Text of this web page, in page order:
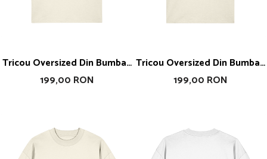
Tricou Oversized Din Bumbac
Organic NYC
199,00 RON
Tricou Oversized Din Bumbac
Organic My Rules
199,00 RON